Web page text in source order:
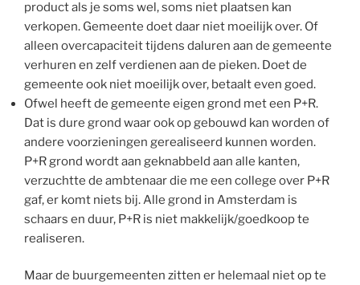
product als je soms wel, soms niet plaatsen kan
verkopen. Gemeente doet daar niet moeilijk over. Of
alleen overcapaciteit tijdens daluren aan de gemeente
verhuren en zelf verdienen aan de pieken. Doet de
gemeente ook niet moeilijk over, betaalt even goed.
Ofwel heeft de gemeente eigen grond met een P+R.
Dat is dure grond waar ook op gebouwd kan worden of
andere voorzieningen gerealiseerd kunnen worden.
P+R grond wordt aan geknabbeld aan alle kanten,
verzuchtte de ambtenaar die me een college over P+R
gaf, er komt niets bij. Alle grond in Amsterdam is
schaars en duur, P+R is niet makkelijk/goedkoop te
realiseren.
Maar de buurgemeenten zitten er helemaal niet op te